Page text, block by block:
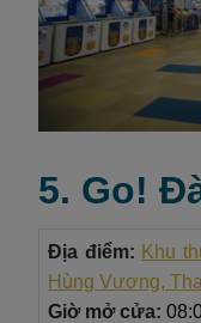
5. Go!
Địa điểm: Khu
Hùng Vương,
Giờ mở cửa: